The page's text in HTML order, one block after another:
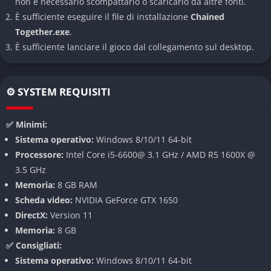
Il cuore del gameplay è la catena che lega i giocatori. Non è un
semplice elemento estetico, ma un vero e proprio meccanismo
di gioco con fisica realistica. La catena interagisce con
l’ambiente, si avvolge attorno alle piattaforme e influenza
meccanica richiede una comunicazione costante e una
pianificazione attenta di ogni mossa.
Mondi diversificati
Il gioco offre una varietà di ambientazioni tematiche, ognuna
con sfide e ostacoli unici. Questa diversità mantiene
l’esperienza fresca e coinvolgente mentre progredisci
nell’avventura, spingendoti a adattare continuamente la tua
strategia.
Sistema di power-up
È sufficiente eseguire il file di installazione Chained
Together.exe.
È sufficiente lanciare il gioco dal collegamento sul desktop.
⚙️ SYSTEM REQUISITI
✅ Minimi:
Sistema operativo: Windows 8/10/11 64-bit
Processore: Intel Core i5-6600@ 3.1 GHz / AMD R5 1600X @
3.5 GHz
Memoria: 8 GB RAM
Scheda video: NVIDIA GeForce GTX 1650
DirectX: Version 11
Memoria: 8 GB
✅ Consigliati:
Sistema operativo: Windows 8/10/11 64-bit